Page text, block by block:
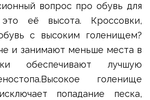
вопрос про обувь для
её высота. Кроссовки,
с высоким голенищем?
и занимают меньше места в
обеспечивают лучшую
голенище
попадание песка,